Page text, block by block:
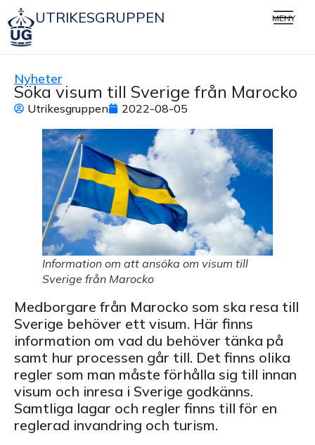
UTRIKESGRUPPEN MENY
Nyheter
Söka visum till Sverige från Marocko
Utrikesgruppen 2022-08-05
Information om att ansöka om visum till
Sverige från Marocko
Medborgare från Marocko som ska resa till
Sverige behöver ett visum. Här finns
information om vad du behöver tänka på
samt hur processen går till. Det finns olika
regler som man måste förhålla sig till innan
visum och inresa i Sverige godkänns.
Samtliga lagar och regler finns till för en
reglerad invandring och turism.